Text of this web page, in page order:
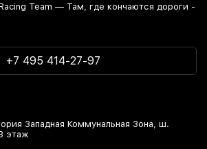
Team — Там, где кончаются дороги -
+7 495 414-27-97
Западная Коммунальная Зона, ш.
этаж